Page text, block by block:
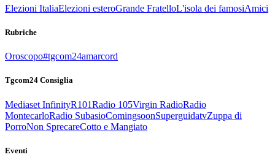
Elezioni ItaliaElezioni esteroGrande FratelloL'isola dei famosiAmici
Rubriche
Oroscopo#tgcom24amarcord
Tgcom24 Consiglia
Mediaset InfinityR101Radio 105Virgin RadioRadio
MontecarloRadio SubasioComingsoonSuperguidatvZuppa di
PorroNon SprecareCotto e Mangiato
Eventi